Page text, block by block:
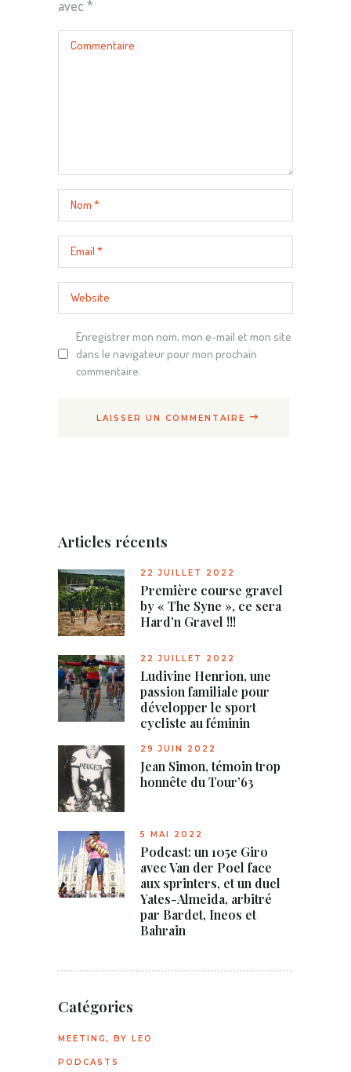
avec*
Enregistrer mon nom, mon e-mail et mon site
dans le navigateur pour mon prochain
commentaire.
LAISSER UN COMMENTAIRE
Articles récents
22 JUILLET 2022
Première course gravel
by « The Syne », ce sera
Hard’n Gravel !!!
22 JUILLET 2022
Ludivine Henrion, une
passion familiale pour
développer le sport
cycliste au féminin
29 JUIN 2022
Jean Simon, témoin trop
honnête du Tour’63
5 MAI 2022
Podcast: un 105e Giro
avec Van der Poel face
aux sprinters, et un duel
Yates-Almeida, arbitré
par Bardet, Ineos et
Bahrain
Catégories
MEETING, BY LEO
PODCASTS